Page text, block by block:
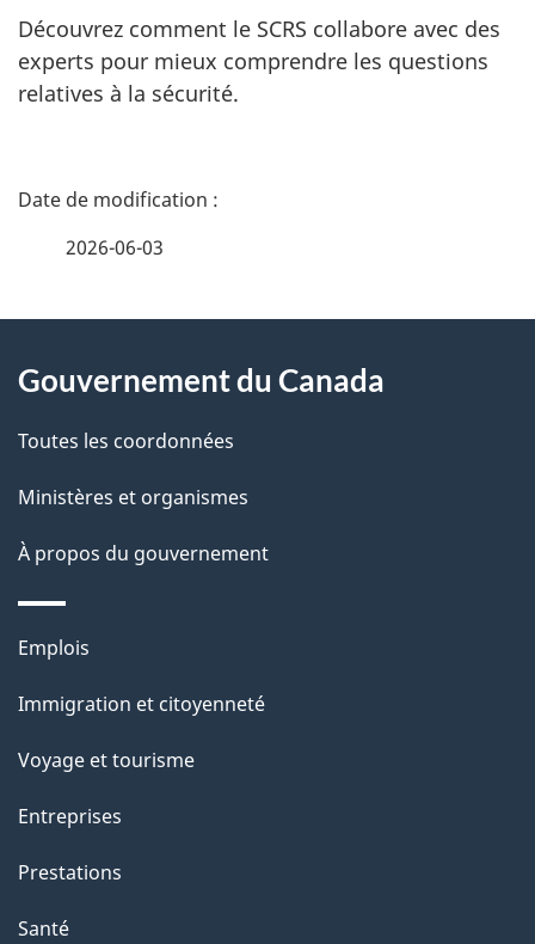
Découvrez comment le SCRS collabore avec des
experts pour mieux comprendre les questions
relatives à la sécurité.
D
i
l
s
d
e
l
a
p
a
g
e
2026-06-03
propos
de
ce
site
Gouvernement du Canada
Toutes les coordonnées
Ministères et organismes
À propos du gouvernement
Thèmes
sujets
Emplois
Immigration et citoyenneté
Voyage et tourisme
Entreprises
Prestations
Santé